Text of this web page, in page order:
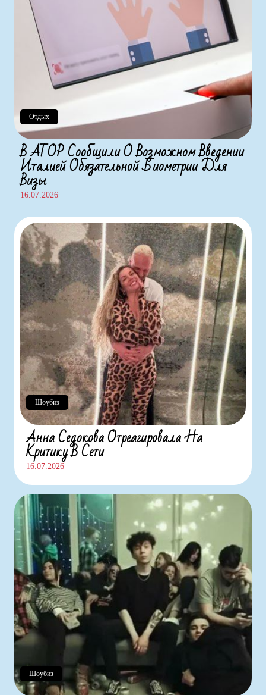
Отдых
В АТОР Сообщили О Возможном Введении
Италией Обязательной Биометрии Для
Визы
16.07.2026
Анна Седокова Отреагировала На
Критику В Сети
16.07.2026
Шоубиз
Шоубиз